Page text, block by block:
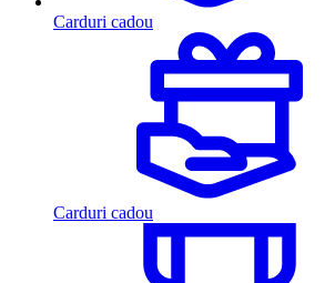
Carduri cadou
Carduri cadou